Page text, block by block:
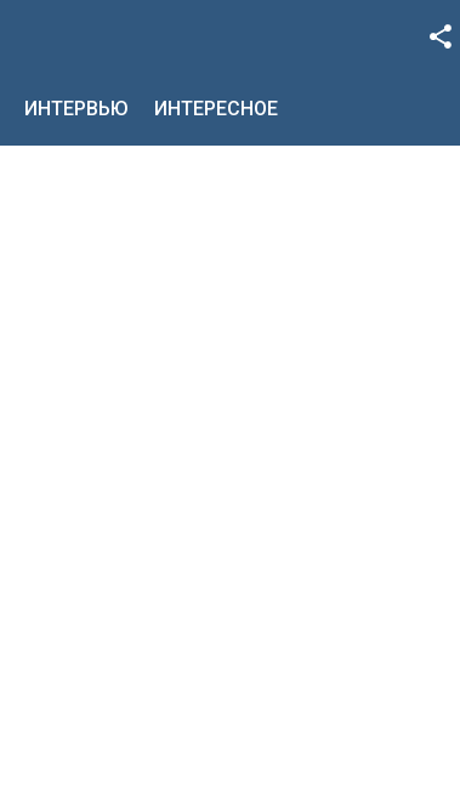
Google+
ИНТЕРВЬЮ ИНТЕРЕСНОЕ